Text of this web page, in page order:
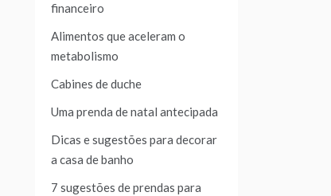
financeiro
Alimentos que aceleram o
metabolismo
Cabines de duche
Uma prenda de natal antecipada
Dicas e sugestões para decorar
a casa de banho
7 sugestões de prendas para